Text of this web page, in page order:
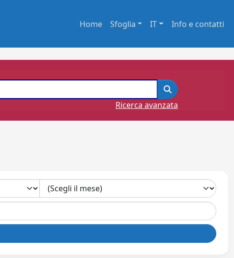
Home Sfoglia IT Info e contatti
Ricerca avanzata